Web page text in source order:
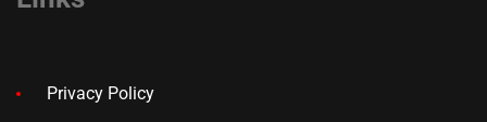
Privacy Policy